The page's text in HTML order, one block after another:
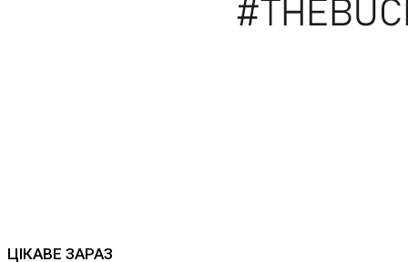
ЦІКАВЕ ЗАРАЗ